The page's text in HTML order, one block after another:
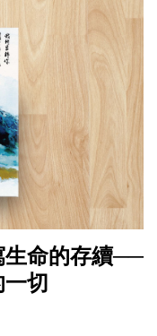
生命的存續──
切